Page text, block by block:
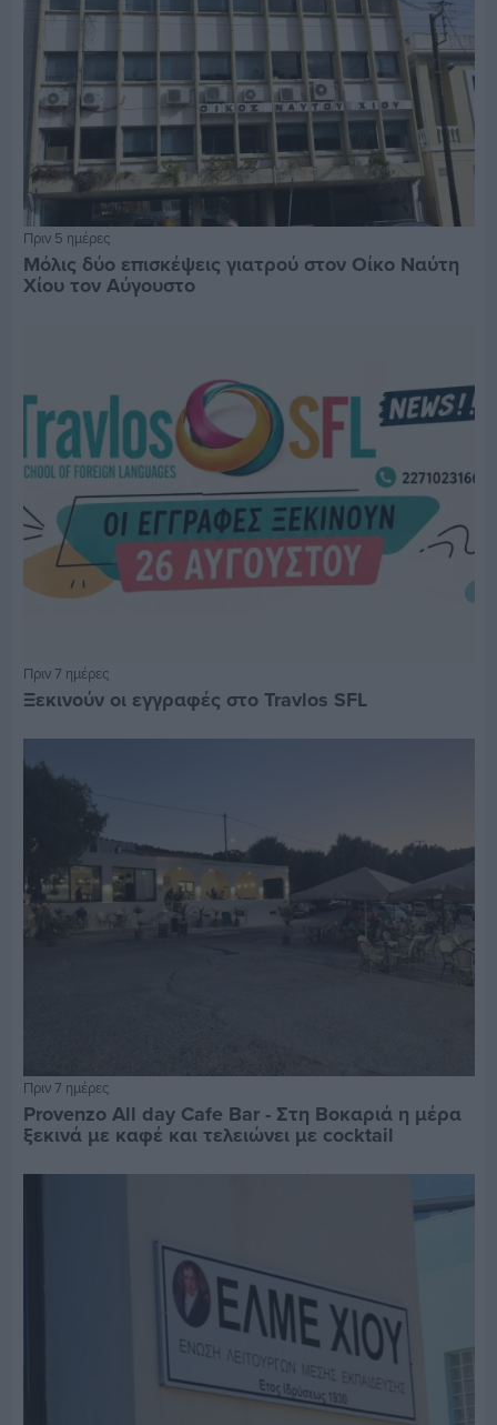
Πριν 5 ημέρες
Μόλις δύο επισκέψεις γιατρού στον Οίκο Ναύτη
Χίου τον Αύγουστο
Πριν 7 ημέρες
Ξεκινούν οι εγγραφές στο Travlos SFL
Πριν 7 ημέρες
Provenzo All day Cafe Bar - Στη Βοκαριά η μέρα
ξεκινά με καφέ και τελειώνει με cocktail